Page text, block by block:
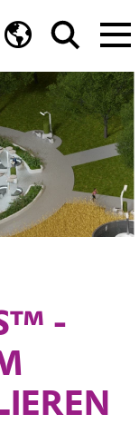
-